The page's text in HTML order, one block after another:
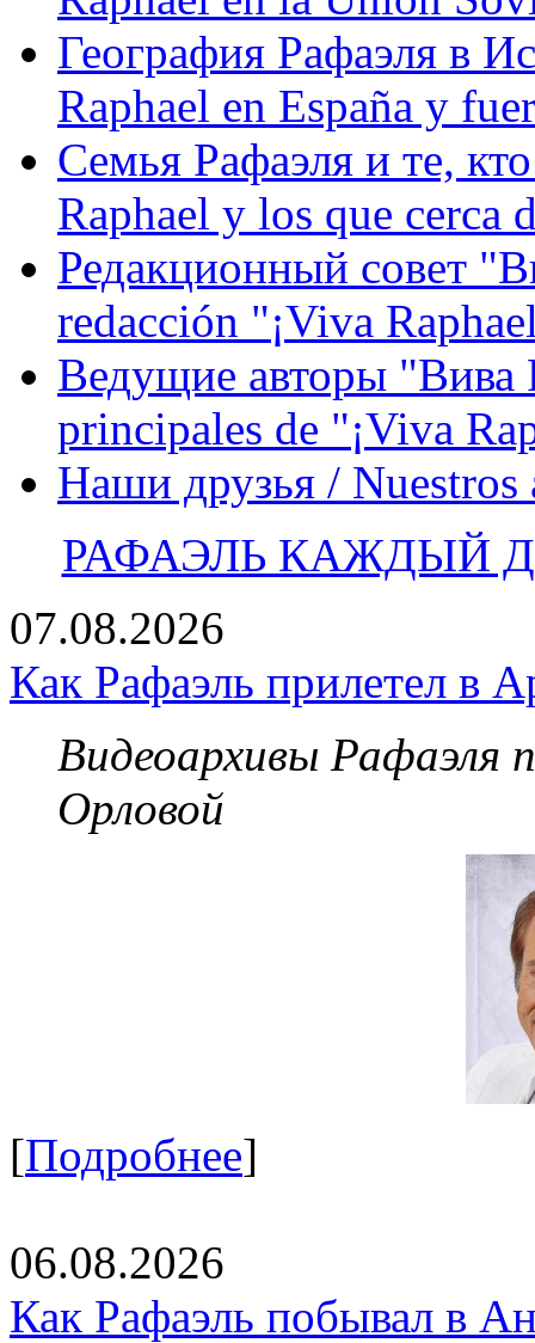
География Рафаэля в
Raphael en España y
Семья Рафаэля и те,
Raphael y los que cerca
Редакционный совет
redacción "¡Viva
Ведущие авторы "Вива
principales de "¡Viva
Наши друзья / Nuestros
РАФАЭЛЬ КАЖДЫЙ
07.08.2026
Как Рафаэль прилетел в
Видеоархивы Рафаэля
Орловой
[Подробнее]
06.08.2026
Как Рафаэль побывал в